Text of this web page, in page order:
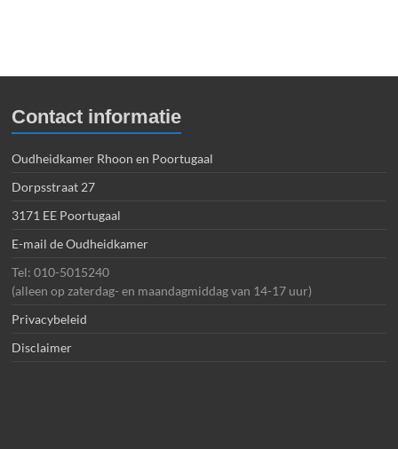
Contact informatie
Oudheidkamer Rhoon en Poortugaal
Dorpsstraat 27
3171 EE Poortugaal
E-mail de Oudheidkamer
Tel: 010-5015240
(alleen op zaterdag- en maandagmiddag van 14-17 uur)
Privacybeleid
Disclaimer